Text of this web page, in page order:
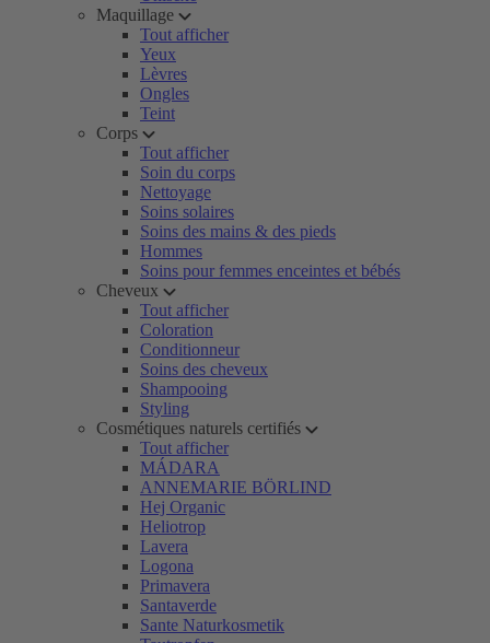
Maquillage
Tout afficher
Yeux
Lèvres
Ongles
Teint
Corps
Tout afficher
Soin du corps
Nettoyage
Soins solaires
Soins des mains & des pieds
Hommes
Soins pour femmes enceintes et bébés
Cheveux
Tout afficher
Coloration
Conditionneur
Soins des cheveux
Shampooing
Styling
Cosmétiques naturels certifiés
Tout afficher
MÁDARA
ANNEMARIE BÖRLIND
Hej Organic
Heliotrop
Lavera
Logona
Primavera
Santaverde
Sante Naturkosmetik